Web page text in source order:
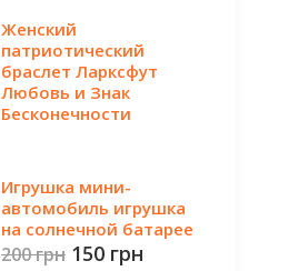
Женский
патриотический
браслет Ларксфут
Любовь и Знак
Бесконечности
Игрушка мини-
автомобиль игрушка
на солнечной батарее
200 грн 150 грн